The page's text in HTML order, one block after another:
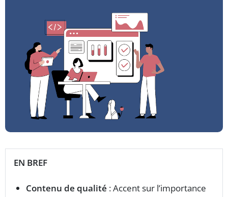
EN BREF
Contenu de qualité : Accent sur l’importance